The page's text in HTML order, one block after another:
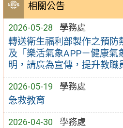
相關公告
2026-05-28 學務處
轉送衛生福利部製作之預防
及「樂活氣象APP－健康氣
明，請廣為宣傳，提升教職
2026-05-19 學務處
急救教育
2026-04-30 學務處